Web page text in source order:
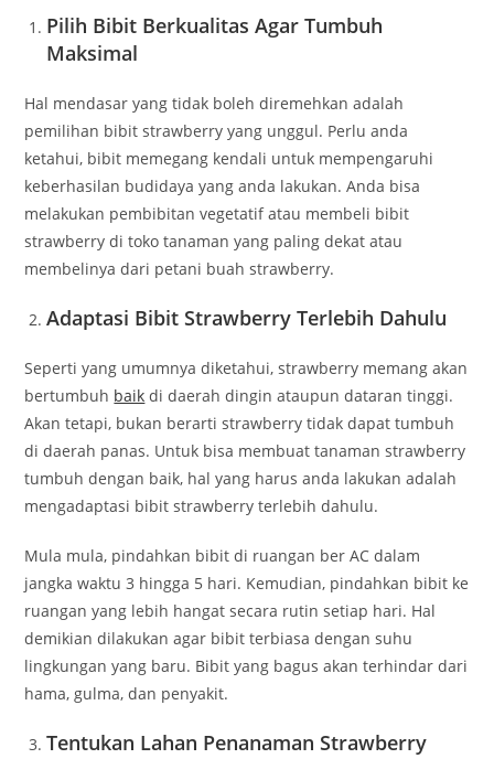
Pilih Bibit Berkualitas Agar Tumbuh
Maksimal
Hal mendasar yang tidak boleh diremehkan adalah
pemilihan bibit strawberry yang unggul. Perlu anda
ketahui, bibit memegang kendali untuk mempengaruhi
keberhasilan budidaya yang anda lakukan. Anda bisa
melakukan pembibitan vegetatif atau membeli bibit
strawberry di toko tanaman yang paling dekat atau
membelinya dari petani buah strawberry.
Adaptasi Bibit Strawberry Terlebih Dahulu
Seperti yang umumnya diketahui, strawberry memang akan
bertumbuh baik di daerah dingin ataupun dataran tinggi.
Akan tetapi, bukan berarti strawberry tidak dapat tumbuh
di daerah panas. Untuk bisa membuat tanaman strawberry
tumbuh dengan baik, hal yang harus anda lakukan adalah
mengadaptasi bibit strawberry terlebih dahulu.
Mula mula, pindahkan bibit di ruangan ber AC dalam
jangka waktu 3 hingga 5 hari. Kemudian, pindahkan bibit ke
ruangan yang lebih hangat secara rutin setiap hari. Hal
demikian dilakukan agar bibit terbiasa dengan suhu
lingkungan yang baru. Bibit yang bagus akan terhindar dari
hama, gulma, dan penyakit.
Tentukan Lahan Penanaman Strawberry